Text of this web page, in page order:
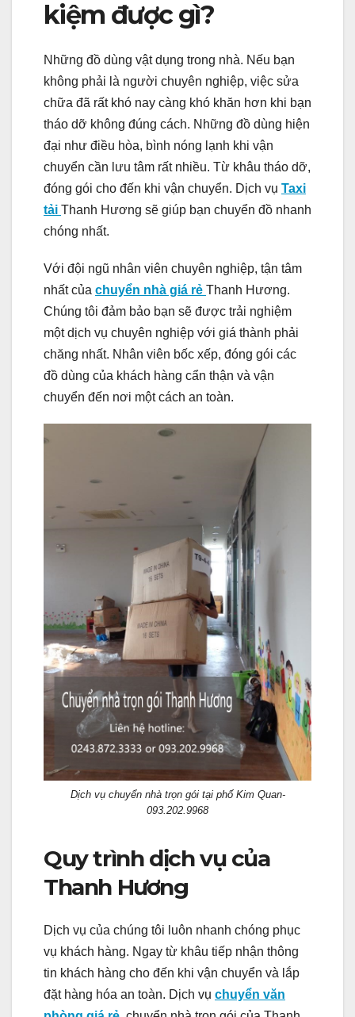
kiệm được gì?
Những đồ dùng vật dụng trong nhà. Nếu bạn
không phải là người chuyên nghiệp, việc sửa
chữa đã rất khó nay càng khó khăn hơn khi bạn
tháo dỡ không đúng cách. Những đồ dùng hiện
đại như điều hòa, bình nóng lạnh khi vận
chuyển cần lưu tâm rất nhiều. Từ khâu tháo dỡ,
đóng gói cho đến khi vận chuyển. Dịch vụ Taxi
tải Thanh Hương sẽ giúp bạn chuyển đồ nhanh
chóng nhất.
Với đội ngũ nhân viên chuyên nghiệp, tận tâm
nhất của chuyển nhà giá rẻ Thanh Hương.
Chúng tôi đảm bảo bạn sẽ được trải nghiệm
một dịch vụ chuyên nghiệp với giá thành phải
chăng nhất. Nhân viên bốc xếp, đóng gói các
đồ dùng của khách hàng cẩn thận và vận
chuyển đến nơi một cách an toàn.
Dịch vụ chuyển nhà trọn gói tại phố Kim Quan-
093.202.9968
Quy trình dịch vụ của
Thanh Hương
Dịch vụ của chúng tôi luôn nhanh chóng phục
vụ khách hàng. Ngay từ khâu tiếp nhận thông
tin khách hàng cho đến khi vận chuyển và lắp
đặt hàng hóa an toàn. Dịch vụ chuyển văn